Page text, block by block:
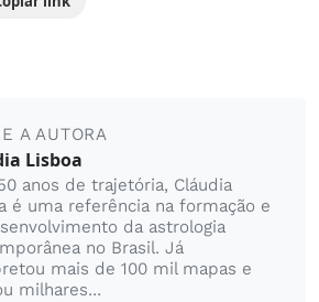
A AUTORA
Lisboa
anos de trajetória, Cláudia
é uma referência na formação e
da astrologia
no Brasil. Já
mais de 100 mil mapas e
milhares...